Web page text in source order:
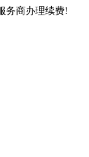
务商办理续费!